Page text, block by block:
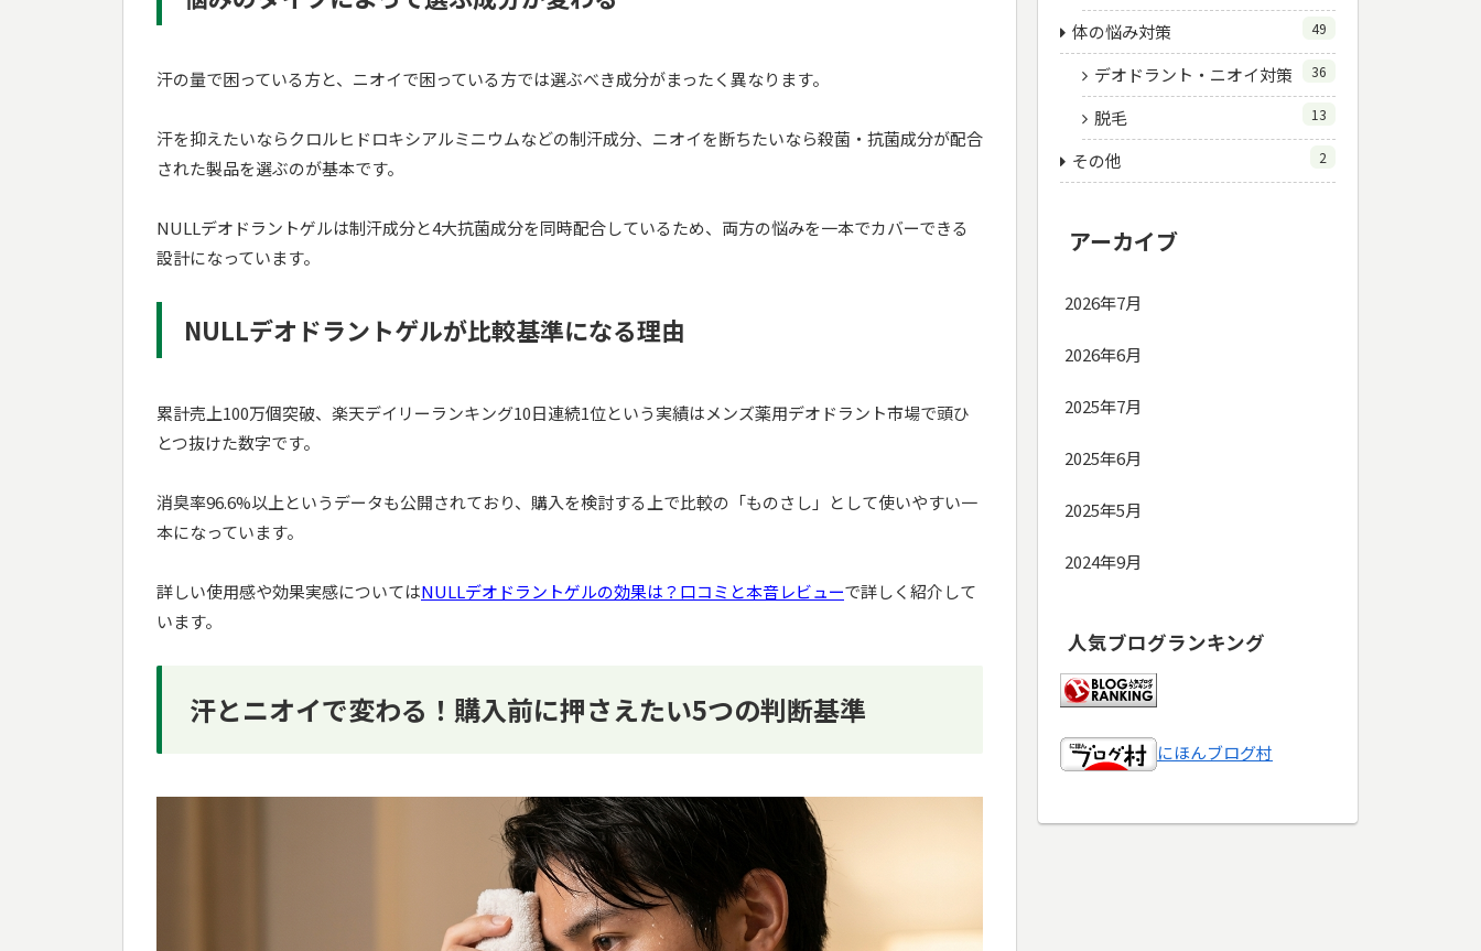
汗の量で困っている方と、ニオイで困っている方では選ぶべき成分がまったく異なります。
汗を抑えたいならクロルヒドロキシアルミニウムなどの制汗成分、ニオイを断ちたいなら殺菌・抗菌成分が配合
された製品を選ぶのが基本です。
NULLデオドラントゲルは制汗成分と4大抗菌成分を同時配合しているため、両方の悩みを一本でカバーできる
設計になっています。
NULLデオドラントゲルが比較基準になる理由
累計売上100万個突破、楽天デイリーランキング10日連続1位という実績はメンズ薬用デオドラント市場で頭ひ
とつ抜けた数字です。
消臭率96.6%以上というデータも公開されており、購入を検討する上で比較の「ものさし」として使いやすい一
本になっています。
詳しい使用感や効果実感についてはNULLデオドラントゲルの効果は？口コミと本音レビューで詳しく紹介して
います。
汗とニオイで変わる！購入前に押さえたい5つの判断基準
体の悩み対策 49
デオドラント・ニオイ対策 36
脱毛 13
その他 2
アーカイブ
2026年7月
2026年6月
2025年7月
2025年6月
2025年5月
2024年9月
人気ブログランキング
にほんブログ村